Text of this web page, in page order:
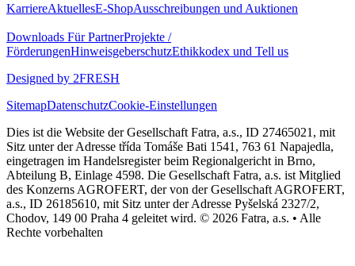
KarriereAktuellesE-ShopAusschreibungen und Auktionen
Downloads Für PartnerProjekte /
FörderungenHinweisgeberschutzEthikkodex und Tell us
Designed by 2FRESH
SitemapDatenschutzCookie-Einstellungen
Dies ist die Website der Gesellschaft Fatra, a.s., ID 27465021, mit
Sitz unter der Adresse třída Tomáše Bati 1541, 763 61 Napajedla,
eingetragen im Handelsregister beim Regionalgericht in Brno,
Abteilung B, Einlage 4598. Die Gesellschaft Fatra, a.s. ist Mitglied
des Konzerns AGROFERT, der von der Gesellschaft AGROFERT,
a.s., ID 26185610, mit Sitz unter der Adresse Pyšelská 2327/2,
Chodov, 149 00 Praha 4 geleitet wird. © 2026 Fatra, a.s. • Alle
Rechte vorbehalten